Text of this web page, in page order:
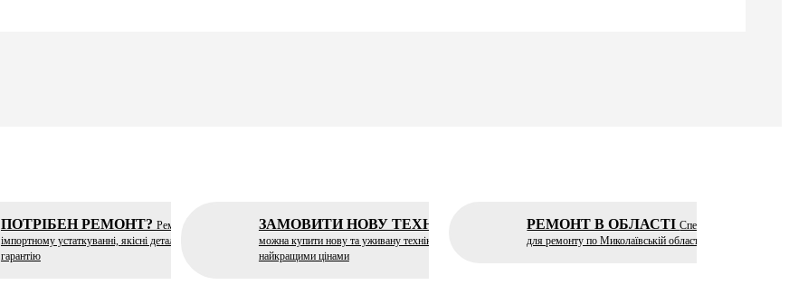
ПОТРІБЕН РЕМОНТ? Ремонт на
імпортному устаткуванні, якісні деталі, надаємо
гарантію
ЗАМОВИТИ НОВУ ТЕХНІКУ
можна купити нову та уживану техніку за
найкращими цінами
РЕМОНТ В ОБЛАСТІСпеціальна послуга
для ремонту по Миколаївській області